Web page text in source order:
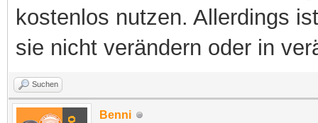
kostenlos nutzen. Allerdings
sie nicht verändern oder in
Suchen
Benni